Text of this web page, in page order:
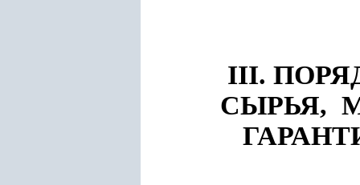
III.
СЫРЬЯ,